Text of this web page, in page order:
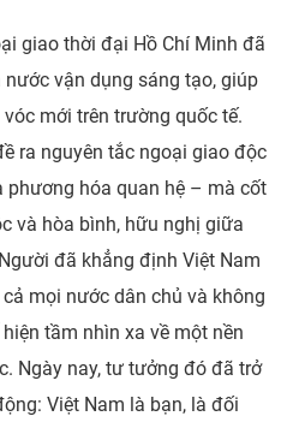
giao thời đại Hồ Chí Minh đã
vận dụng sáng tạo, giúp
mới trên trường quốc tế.
ra nguyên tắc ngoại giao độc
phương hóa quan hệ – mà cốt
và hòa bình, hữu nghị giữa
đã khẳng định Việt Nam
mọi nước dân chủ và không
tầm nhìn xa về một nền
Ngày nay, tư tưởng đó đã trở
Việt Nam là bạn, là đối